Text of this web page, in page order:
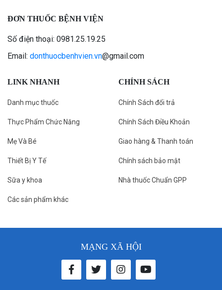
ĐƠN THUỐC BỆNH VIỆN
Số điện thoại: 0981.25.19.25
Email: donthuocbenhvien.vn@gmail.com
LINK NHANH
Danh mục thuốc
Thực Phẩm Chức Năng
Mẹ Và Bé
Thiết Bị Y Tế
Sữa y khoa
Các sản phẩm khác
CHÍNH SÁCH
Chính Sách đổi trả
Chính Sách Điều Khoản
Giao hàng & Thanh toán
Chính sách bảo mật
Nhà thuốc Chuẩn GPP
MẠNG XÃ HỘI